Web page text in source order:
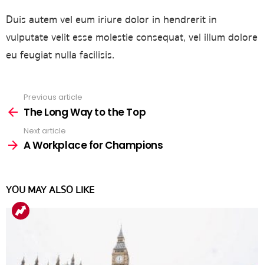
Duis autem vel eum iriure dolor in hendrerit in
vulputate velit esse molestie consequat, vel illum dolore
eu feugiat nulla facilisis.
more
Previous article
The Long Way to the Top
Next article
A Workplace for Champions
YOU MAY ALSO LIKE